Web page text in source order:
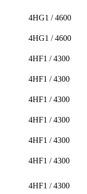
4HG1 / 4600
4HG1 / 4600
4HF1 / 4300
4HF1 / 4300
4HF1 / 4300
4HF1 / 4300
4HF1 / 4300
4HF1 / 4300
4HF1 / 4300